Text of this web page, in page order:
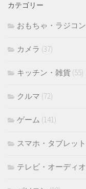
ブ
カテゴリー
おもちゃ・ラジコン
カメラ (37)
キッチン・雑貨 (55)
クルマ (72)
ゲーム (141)
スマホ・タブレット
テレビ・オーディオ